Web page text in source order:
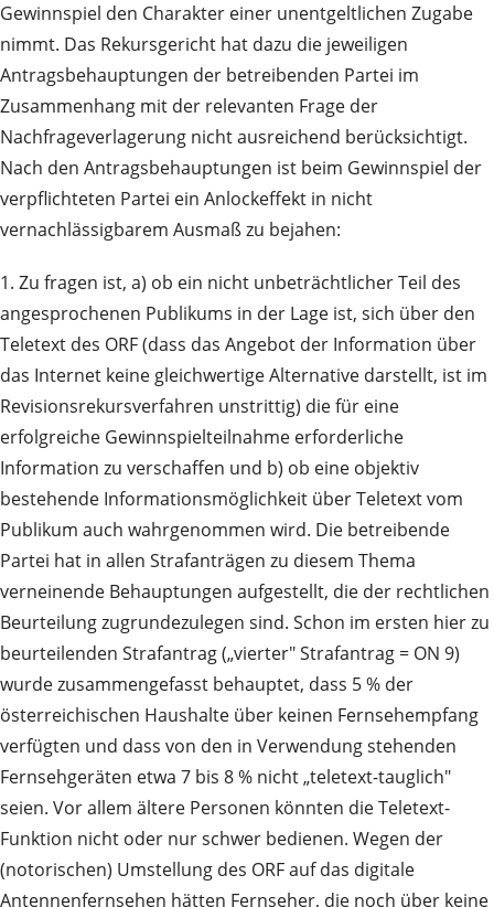
Gewinnspiel den Charakter einer unentgeltlichen Zugabe
nimmt. Das Rekursgericht hat dazu die jeweiligen
Antragsbehauptungen der betreibenden Partei im
Zusammenhang mit der relevanten Frage der
Nachfrageverlagerung nicht ausreichend berücksichtigt.
Nach den Antragsbehauptungen ist beim Gewinnspiel der
verpflichteten Partei ein Anlockeffekt in nicht
vernachlässigbarem Ausmaß zu bejahen:
1. Zu fragen ist, a) ob ein nicht unbeträchtlicher Teil des
angesprochenen Publikums in der Lage ist, sich über den
Teletext des ORF (dass das Angebot der Information über
das Internet keine gleichwertige Alternative darstellt, ist im
Revisionsrekursverfahren unstrittig) die für eine
erfolgreiche Gewinnspielteilnahme erforderliche
Information zu verschaffen und b) ob eine objektiv
bestehende Informationsmöglichkeit über Teletext vom
Publikum auch wahrgenommen wird. Die betreibende
Partei hat in allen Strafanträgen zu diesem Thema
verneinende Behauptungen aufgestellt, die der rechtlichen
Beurteilung zugrundezulegen sind. Schon im ersten hier zu
beurteilenden Strafantrag („vierter" Strafantrag = ON 9)
wurde zusammengefasst behauptet, dass 5 % der
österreichischen Haushalte über keinen Fernsehempfang
verfügten und dass von den in Verwendung stehenden
Fernsehgeräten etwa 7 bis 8 % nicht „teletext-tauglich"
seien. Vor allem ältere Personen könnten die Teletext-
Funktion nicht oder nur schwer bedienen. Wegen der
(notorischen) Umstellung des ORF auf das digitale
Antennenfernsehen hätten Fernseher, die noch über keine